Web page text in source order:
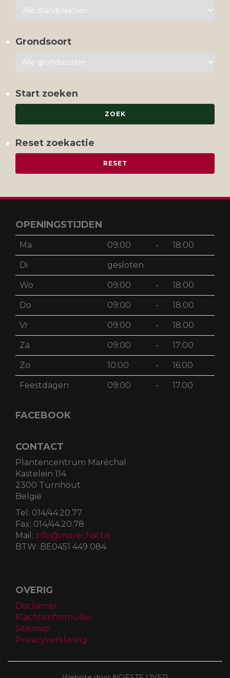
Grondsoort
Start zoeken
Reset zoekactie
OPENINGSTIJDEN
Ma 09:00 - 18:00
Di gesloten
Wo 09:00 - 18:00
Do 09:00 - 18:00
Vr 09:00 - 18:00
Za 09:00 - 17:00
Zo 10:00 - 16:00
Feestdagen 09:00 - 17.00
FACEBOOK
CONTACT
Plantencentrum Maréchal
Kastelein 114
2300 Turnhout
België
Tel: 014/44.20.77
Fax: 014/44.20.78
Mail: info@marechal.be
BTW: BE0451 449 084
OVERIG
Disclaimer
Klachtenformulier
Sitemap
Privacyverklaring